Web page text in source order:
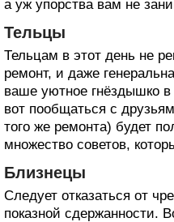
а уж упорства вам не
Тельцы
Тельцам в этот день не
ремонт, и даже
ваше уютное гнёздышко
вот пообщаться с
того же ремонта) будет
множество советов,
Близнецы
Следует отказаться от
показной сдержанности.